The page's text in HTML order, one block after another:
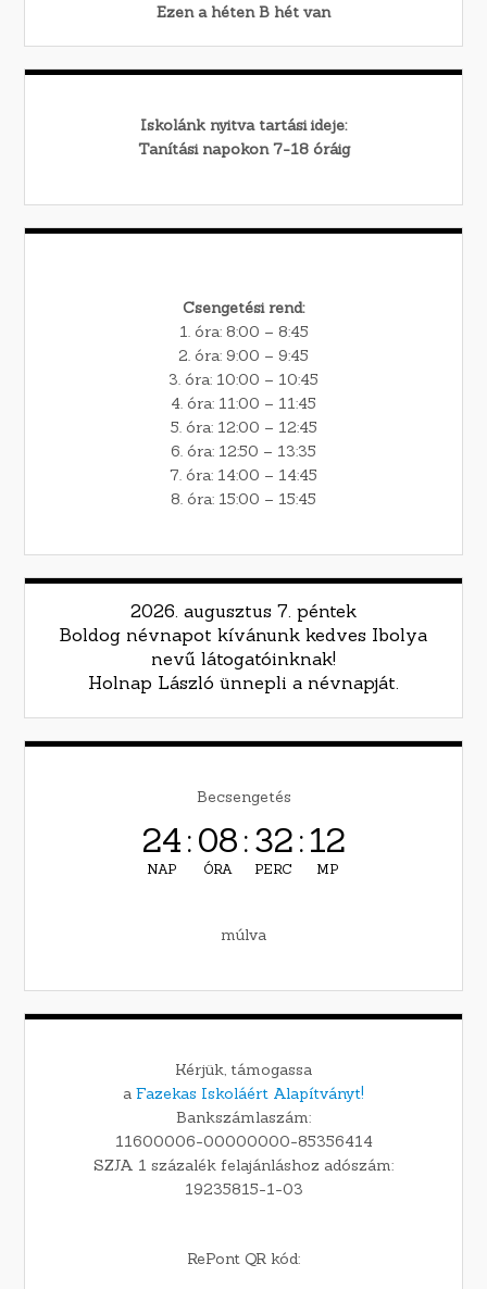
Ezen a héten B hét van
Iskolánk nyitva tartási ideje:
Tanítási napokon 7-18 óráig
Csengetési rend:
1. óra: 8:00 – 8:45
2. óra: 9:00 – 9:45
3. óra: 10:00 – 10:45
4. óra: 11:00 – 11:45
5. óra: 12:00 – 12:45
6. óra: 12:50 – 13:35
7. óra: 14:00 – 14:45
8. óra: 15:00 – 15:45
2026. augusztus 7. péntek
Boldog névnapot kívánunk kedves Ibolya
nevű látogatóinknak!
Holnap László ünnepli a névnapját.
Becsengetés
24
NAP
:08
ÓRA
:32
PERC
:12
MP
múlva
Kérjük, támogassa
a Fazekas Iskoláért Alapítványt!
Bankszámlaszám:
11600006-00000000-85356414
SZJA 1 százalék felajánláshoz adószám:
19235815-1-03
RePont QR kód: